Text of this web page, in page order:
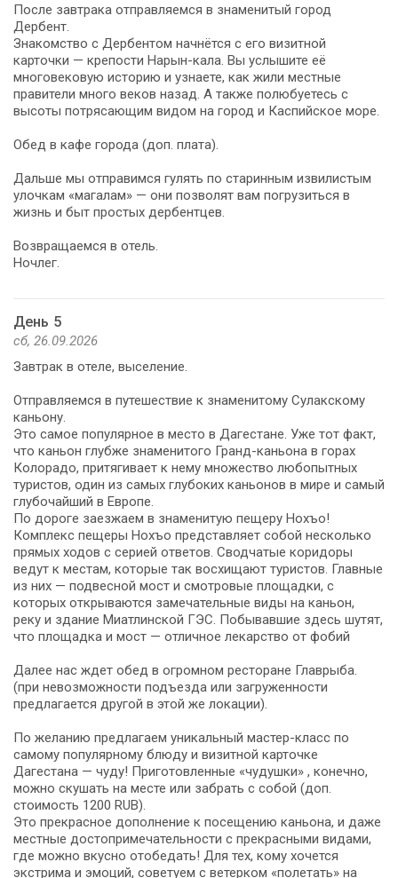
После завтрака отправляемся в знаменитый город
Дербент.
Знакомство с Дербентом начнётся с его визитной
карточки — крепости Нарын-кала. Вы услышите её
многовековую историю и узнаете, как жили местные
правители много веков назад. А также полюбуетесь с
высоты потрясающим видом на город и Каспийское море.
Обед в кафе города (доп. плата).
Дальше мы отправимся гулять по старинным извилистым
улочкам «магалам» — они позволят вам погрузиться в
жизнь и быт простых дербентцев.
Возвращаемся в отель.
Ночлег.
День 5
сб, 26.09.2026
Завтрак в отеле, выселение.
Отправляемся в путешествие к знаменитому Сулакскому
каньону.
Это самое популярное в место в Дагестане. Уже тот факт,
что каньон глубже знаменитого Гранд-каньона в горах
Колорадо, притягивает к нему множество любопытных
туристов, один из самых глубоких каньонов в мире и самый
глубочайший в Европе.
По дороге заезжаем в знаменитую пещеру Нохъо!
Комплекс пещеры Нохъо представляет собой несколько
прямых ходов с серией ответов. Сводчатые коридоры
ведут к местам, которые так восхищают туристов. Главные
из них — подвесной мост и смотровые площадки, с
которых открываются замечательные виды на каньон,
реку и здание Миатлинской ГЭС. Побывавшие здесь шутят,
что площадка и мост — отличное лекарство от фобий
Далее нас ждет обед в огромном ресторане Главрыба.
(при невозможности подъезда или загруженности
предлагается другой в этой же локации).
По желанию предлагаем уникальный мастер-класс по
самому популярному блюду и визитной карточке
Дагестана — чуду! Приготовленные «чудушки» , конечно,
можно скушать на месте или забрать с собой (доп.
стоимость 1200 RUB).
Это прекрасное дополнение к посещению каньона, и даже
местные достопримечательности с прекрасными видами,
где можно вкусно отобедать! Для тех, кому хочется
экстрима и эмоций, советуем с ветерком «полетать» на